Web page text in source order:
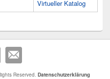
Virtueller Katalog
Reserved. Datenschutzerklärung